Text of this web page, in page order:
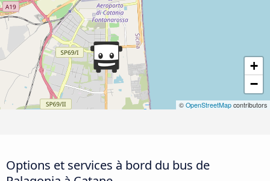
+
−
© OpenStreetMap contributors
Options et services à bord du bus de